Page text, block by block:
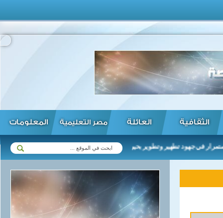
الثقافية العائلة مصر التعليمية المعلومات
الأهلي جهود تطهير وتطوير بحيرة المنزلة وجميع البحيرات ...